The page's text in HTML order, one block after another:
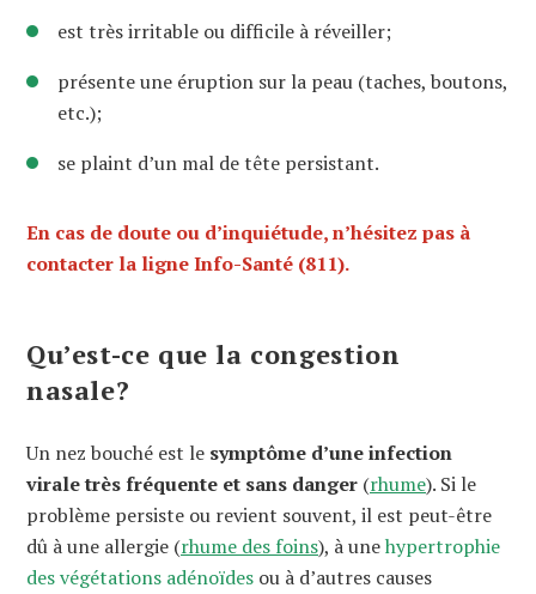
est très irritable ou difficile à réveiller;
présente une éruption sur la peau (taches, boutons,
etc.);
se plaint d’un mal de tête persistant.
En cas de doute ou d’inquiétude, n’hésitez pas à
contacter la ligne Info-Santé (811).
Qu’est-ce que la congestion
nasale?
Un nez bouché est le symptôme d’une infection
virale très fréquente et sans danger (rhume). Si le
problème persiste ou revient souvent, il est peut-être
dû à une allergie (rhume des foins), à unehypertrophie
des végétations adénoïdes ou à d’autres causes